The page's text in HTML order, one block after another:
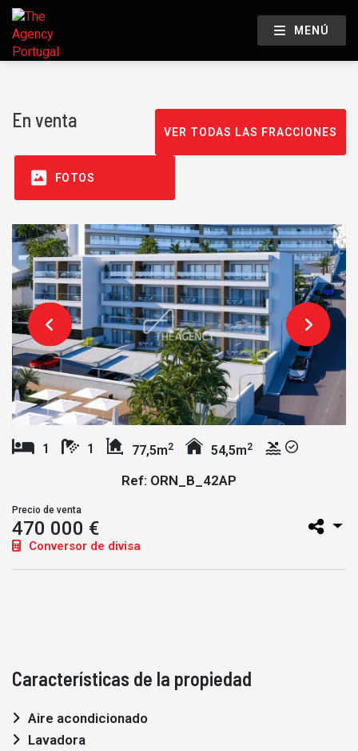
MENÚ
En venta
VER TODAS LAS FRACCIONES
FOTOS
1 1 77,5m2 54,5m2
Ref: ORN_B_42AP
Precio de venta
470 000 €
Conversor de divisa
Características de la propiedad
Aire acondicionado
Lavadora